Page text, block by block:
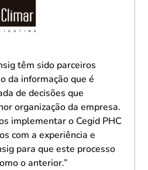
têm sido parceiros
da informação que é
de decisões que
organização da empresa.
implementar o Cegid PHC
com a experiência e
para que este processo
o anterior.”